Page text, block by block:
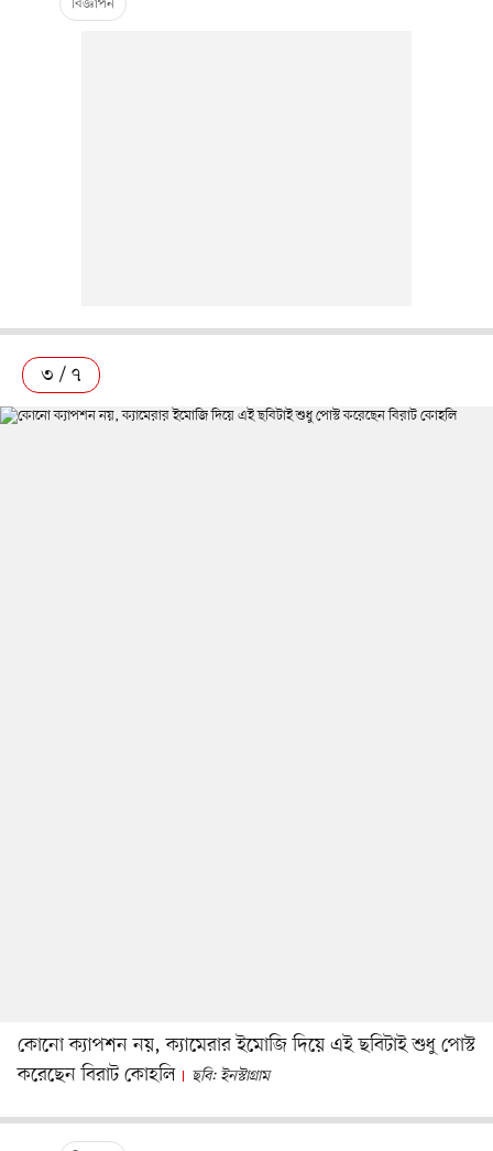
৩ / ৭
কোনো ক্যাপশন নয়, ক্যামেরার ইমোজি দিয়ে এই ছবিটাই শুধু পোস্ট
করেছেন বিরাট কোহলি
ছবি: ইনস্টাগ্রাম